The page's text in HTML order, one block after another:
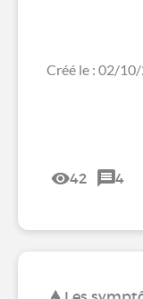
Créé le : 02/
42 4